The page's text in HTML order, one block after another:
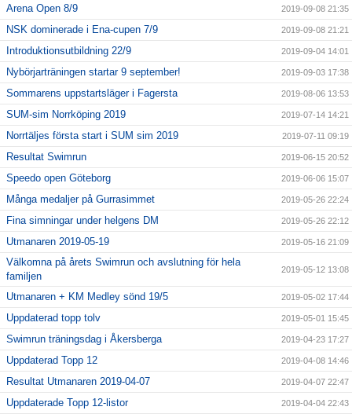
Arena Open 8/9 2019-09-08 21:35
NSK dominerade i Ena-cupen 7/9 2019-09-08 21:21
Introduktionsutbildning 22/9 2019-09-04 14:01
Nybörjarträningen startar 9 september! 2019-09-03 17:38
Sommarens uppstartsläger i Fagersta 2019-08-06 13:53
SUM-sim Norrköping 2019 2019-07-14 14:21
Norrtäljes första start i SUM sim 2019 2019-07-11 09:19
Resultat Swimrun 2019-06-15 20:52
Speedo open Göteborg 2019-06-06 15:07
Många medaljer på Gurrasimmet 2019-05-26 22:24
Fina simningar under helgens DM 2019-05-26 22:12
Utmanaren 2019-05-19 2019-05-16 21:09
Välkomna på årets Swimrun och avslutning för hela
familjen
2019-05-12 13:08
Utmanaren + KM Medley sönd 19/5 2019-05-02 17:44
Uppdaterad topp tolv 2019-05-01 15:45
Swimrun träningsdag i Åkersberga 2019-04-23 17:27
Uppdaterad Topp 12 2019-04-08 14:46
Resultat Utmanaren 2019-04-07 2019-04-07 22:47
Uppdaterade Topp 12-listor 2019-04-04 22:43